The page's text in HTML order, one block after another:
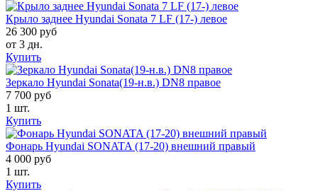
Крыло заднее Hyundai Sonata 7 LF (17-) левое
26 300 руб
от 3 дн.
Купить
Зеркало Hyundai Sonata(19-н.в.) DN8 правое
7 700 руб
1 шт.
Купить
Фонарь Hyundai SONATA (17-20) внешний правый
4 000 руб
1 шт.
Купить